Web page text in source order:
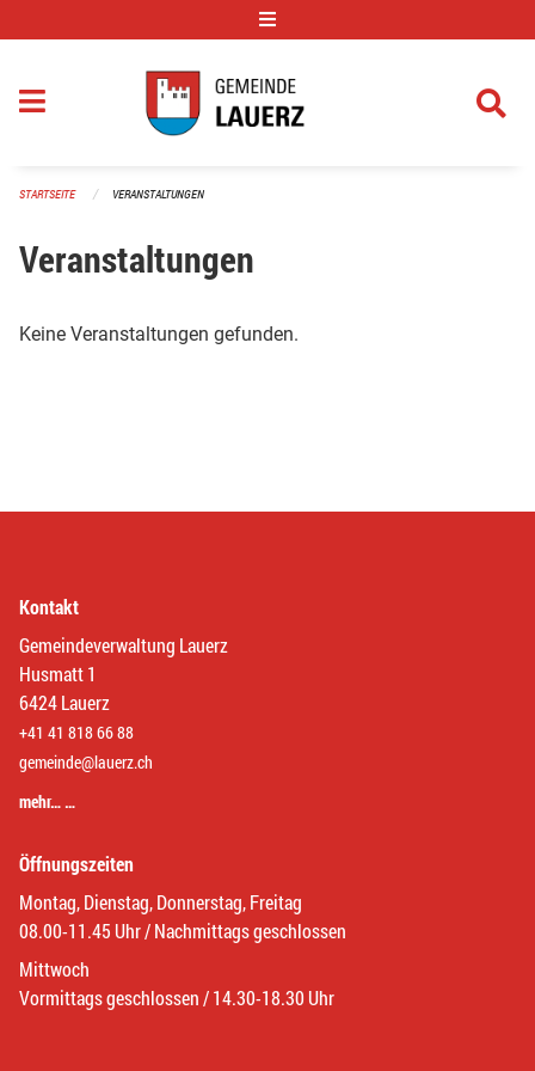
STARTSEITE VERANSTALTUNGEN
Veranstaltungen
Keine Veranstaltungen gefunden.
Kontakt
Gemeindeverwaltung Lauerz
Husmatt 1
6424 Lauerz
+41 41 818 66 88
gemeinde@lauerz.ch
mehr… …
Öffnungszeiten
Montag, Dienstag, Donnerstag, Freitag
08.00-11.45 Uhr / Nachmittags geschlossen
Mittwoch
Vormittags geschlossen / 14.30-18.30 Uhr